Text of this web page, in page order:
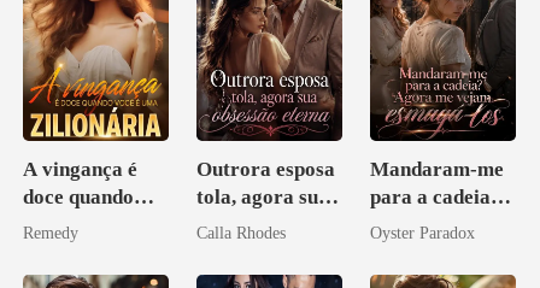
A vingança é
doce quando
você é uma
Remedy
Outrora esposa
tola, agora sua
obsessão eterna
Calla Rhodes
Mandaram-me
para a cadeia?
Agora me
los
Oyster Paradox